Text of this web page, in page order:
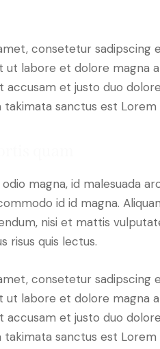
consetetur sadipscing
labore et dolore magna
accusam et justo duo
takimata sanctus est
magna, id malesuada
id id magna.
nisi et mattis
risus quis lectus.
consetetur sadipscing
labore et dolore magna
accusam et justo duo
takimata sanctus est